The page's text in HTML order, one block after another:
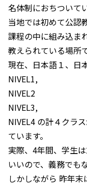
名体制におちついて
当地では初めて公認
課程の中に組み込ま
教えられている場所で
現在、日本語１、日
NIVEL1,
NIVEL2
NIVEL3,
NIVEL4 の計４クラ
ています。
実際、4年間、学生
いいので、義務でも
しかしながら 昨年